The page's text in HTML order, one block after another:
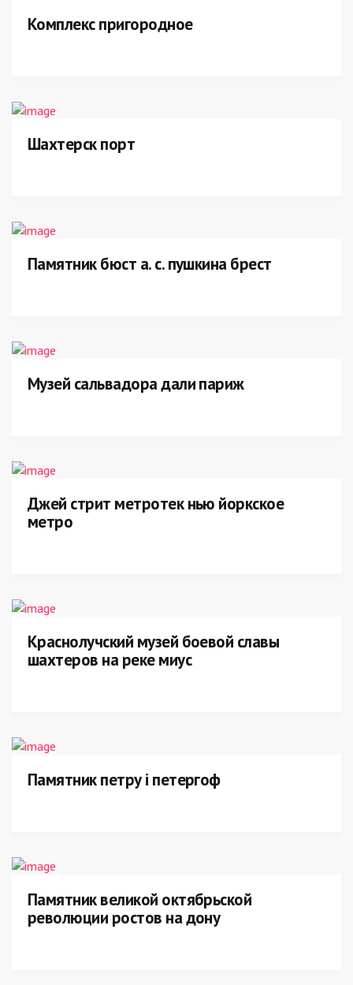
Комплекс пригородное
Шахтерск порт
Памятник бюст а. с. пушкина брест
Музей сальвадора дали париж
Джей стрит метротек нью йоркское
метро
Краснолучский музей боевой славы
шахтеров на реке миус
Памятник петру i петергоф
Памятник великой октябрьской
революции ростов на дону